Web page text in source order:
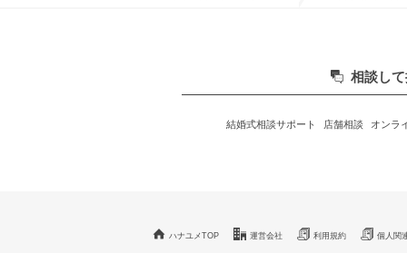
相談し
結婚式相談サポート 店舗相談 オンラ
ハナユメTOP 運営会社 利用規約 個人関